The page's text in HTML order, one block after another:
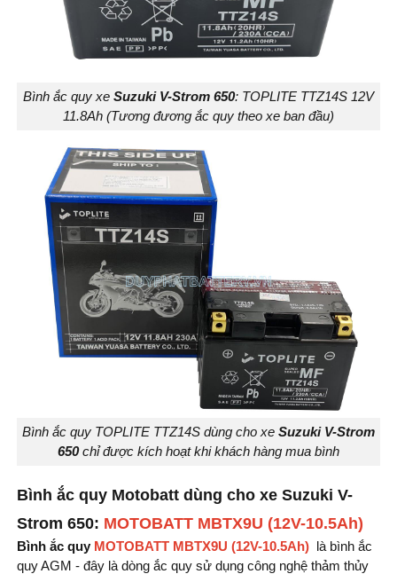
Bình ắc quy xe Suzuki V-Strom 650: TOPLITE TTZ14S 12V
11.8Ah (Tương đương ắc quy theo xe ban đầu)
Bình ắc quy TOPLITE TTZ14S dùng cho xe Suzuki V-Strom
650chỉ được kích hoạt khi khách hàng mua bình
Bình ắc quy Motobatt dùng cho xe Suzuki V-
Strom 650: MOTOBATT MBTX9U (12V-10.5Ah)
Bình ắc quy MOTOBATT MBTX9U (12V-10.5Ah) là bình ắc
quy AGM - đây là dòng ắc quy sử dụng công nghệ thảm thủy